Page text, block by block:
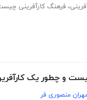
، فرهنگ کارآفرینی
و چطور یک
منصوری فر